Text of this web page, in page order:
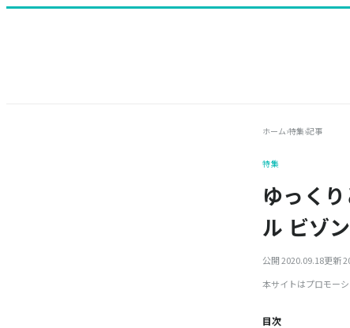
ホーム›特集›記事
特集
ゆっく
ル ビゾ
公開 2020.09.18更新
本サイトはプロモー
目次